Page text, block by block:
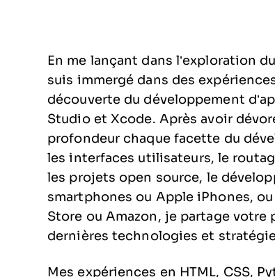
En me lançant dans l’exploration
suis immergé dans des
découverte du développement
Studio et Xcode. Après avoir
profondeur chaque facette du
les interfaces utilisateurs, le
les projets open source, le
smartphones ou Apple iPhones,
Store ou Amazon, je partage
dernières technologies et
Mes expériences en HTML, CSS,